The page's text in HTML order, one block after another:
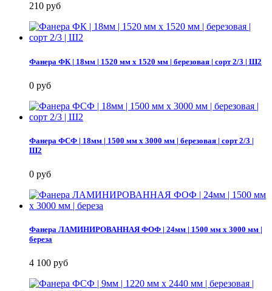
210 руб
Фанера ФК | 18мм | 1520 мм х 1520 мм | березовая | сорт 2/3 | Ш2
0 руб
Фанера ФСФ | 18мм | 1500 мм х 3000 мм | березовая | сорт 2/3 |
Ш2
0 руб
Фанера ЛАМИНИРОВАННАЯ ФОФ | 24мм | 1500 мм х 3000 мм |
береза
4 100 руб